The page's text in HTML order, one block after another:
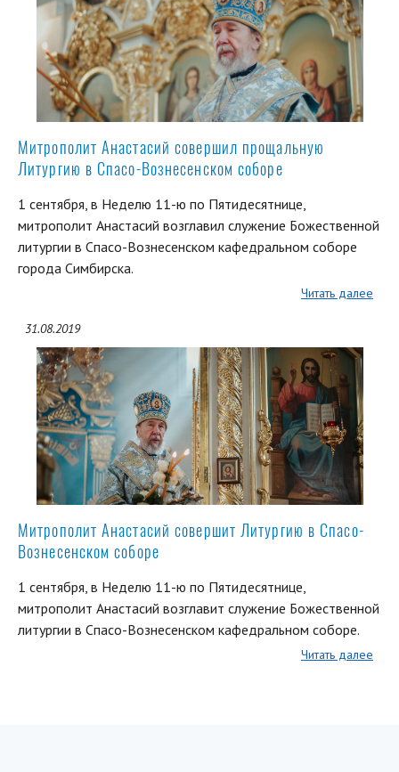
Митрополит Анастасий совершил прощальную
Литургию в Спасо-Вознесенском соборе
1 сентября, в Неделю 11-ю по Пятидесятнице,
митрополит Анастасий возглавил служение Божественной
литургии в Спасо-Вознесенском кафедральном соборе
города Симбирска.
Читать далее
31.08.2019
Митрополит Анастасий совершит Литургию в Спасо-
Вознесенском соборе
1 сентября, в Неделю 11-ю по Пятидесятнице,
митрополит Анастасий возглавит служение Божественной
литургии в Спасо-Вознесенском кафедральном соборе.
Читать далее